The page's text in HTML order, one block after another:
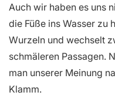
Auch wir haben es uns
die Füße ins Wasser zu
Wurzeln und wechselt
schmäleren Passagen.
man unserer Meinung
Klamm.